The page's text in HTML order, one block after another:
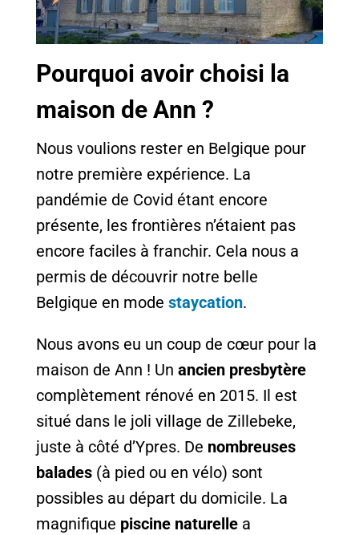
Pourquoi avoir choisi la
maison de Ann ?
Nous voulions rester en Belgique pour
notre première expérience. La
pandémie de Covid étant encore
présente, les frontières n’étaient pas
encore faciles à franchir. Cela nous a
permis de découvrir notre belle
Belgique en mode staycation.
Nous avons eu un coup de cœur pour la
maison de Ann ! Un ancien presbytère
complètement rénové en 2015. Il est
situé dans le joli village de Zillebeke,
juste à côté d’Ypres. De nombreuses
balades(à pied ou en vélo) sont
possibles au départ du domicile. La
magnifique piscine naturellea